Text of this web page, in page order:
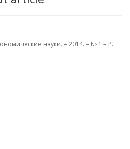
науки. – 2014. – № 1 – P.